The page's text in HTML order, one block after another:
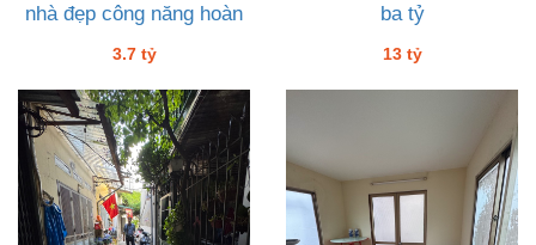
nhà đẹp công năng hoàn
3.7 tỷ
ba tỷ
13 tỷ